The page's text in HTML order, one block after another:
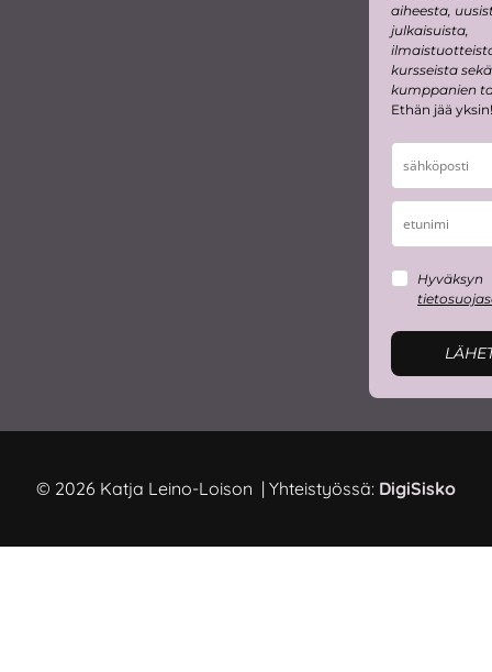
aiheesta,
julkaisuista,
kursseista sekä
kumppanien
Ethän jää yksin!
Hyväksyn
© 2026 Katja Leino-Loison | Yhteistyössä: DigiSisko